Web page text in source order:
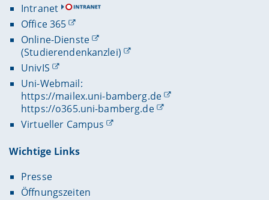
Intranet
Office 365
Online-Dienste
(Studierendenkanzlei)
UnivIS
Uni-Webmail:
https://mailex.uni-bamberg.de
https://o365.uni-bamberg.de
Virtueller Campus
Wichtige Links
Presse
Öffnungszeiten